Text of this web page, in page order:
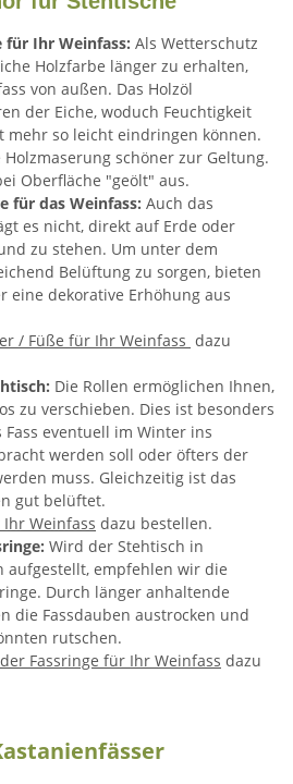
für Ihr Weinfass: Als Wetterschutz
Holzfarbe länger zu erhalten,
von außen. Das Holzöl
der Eiche, woduch Feuchtigkeit
mehr so leicht eindringen können.
Holzmaserung schöner zur Geltung.
Oberfläche "geölt" aus.
für das Weinfass: Auch das
es nicht, direkt auf Erde oder
zu stehen. Um unter dem
Belüftung zu sorgen, bieten
eine dekorative Erhöhung aus
/ Füße für Ihr Weinfass dazu
Die Rollen ermöglichen Ihnen,
zu verschieben. Dies ist besonders
eventuell im Winter ins
werden soll oder öfters der
muss. Gleichzeitig ist das
gut belüftet.
Weinfass dazu bestellen.
Wird der Stehtisch in
aufgestellt, empfehlen wir die
Durch länger anhaltende
die Fassdauben austrocken und
rutschen.
Fassringe für Ihr Weinfass dazu